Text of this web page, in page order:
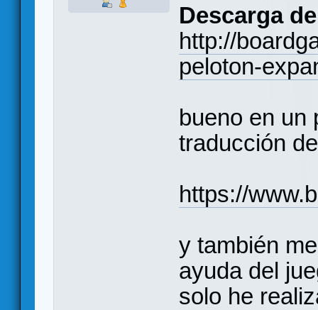
Descarga
http://
peloton-
bueno en un
traducción
https://
y también
ayuda del
solo he